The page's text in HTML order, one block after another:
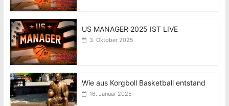
US MANAGER 2025 IST LIVE
3. Oktober 2025
Wie aus Korgboll Basketball entstand
16. Januar 2025